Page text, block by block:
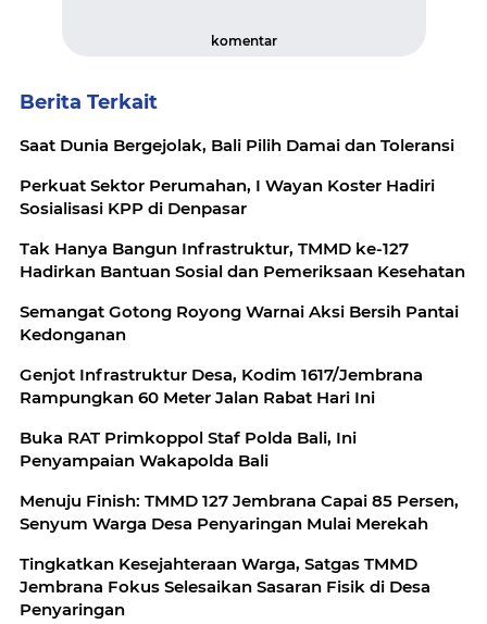
komentar
Berita Terkait
Saat Dunia Bergejolak, Bali Pilih Damai dan Toleransi
Perkuat Sektor Perumahan, I Wayan Koster Hadiri
Sosialisasi KPP di Denpasar
Tak Hanya Bangun Infrastruktur, TMMD ke-127
Hadirkan Bantuan Sosial dan Pemeriksaan Kesehatan
Semangat Gotong Royong Warnai Aksi Bersih Pantai
Kedonganan
Genjot Infrastruktur Desa, Kodim 1617/Jembrana
Rampungkan 60 Meter Jalan Rabat Hari Ini
Buka RAT Primkoppol Staf Polda Bali, Ini
Penyampaian Wakapolda Bali
Menuju Finish: TMMD 127 Jembrana Capai 85 Persen,
Senyum Warga Desa Penyaringan Mulai Merekah
Tingkatkan Kesejahteraan Warga, Satgas TMMD
Jembrana Fokus Selesaikan Sasaran Fisik di Desa
Penyaringan